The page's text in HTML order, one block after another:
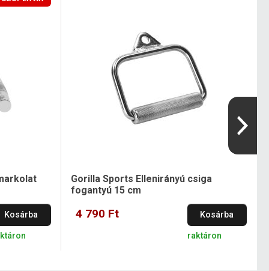
Kosárba
Gorilla Sports Ellenirányú csiga
fogantyú 15 cm
4 790 Ft Kosárba
raktáron